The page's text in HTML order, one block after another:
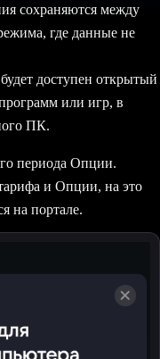
сохраняются между
где данные не
доступен открытый
или игр, в
ПК.
периода Опции.
и Опции, на это
на портале.